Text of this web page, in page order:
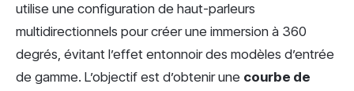
utilise une configuration de haut-parleurs
multidirectionnels pour créer une immersion à 360
degrés, évitant l’effet entonnoir des modèles d’entrée
de gamme. L’objectif est d’obtenir une courbe de